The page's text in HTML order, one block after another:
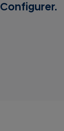
Configurer.